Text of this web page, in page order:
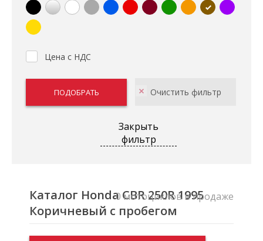
Цена с НДС
Закрыть
фильтр
Каталог Honda CBR 250R 1995
Коричневый с пробегом
0 мотоциклов в продаже